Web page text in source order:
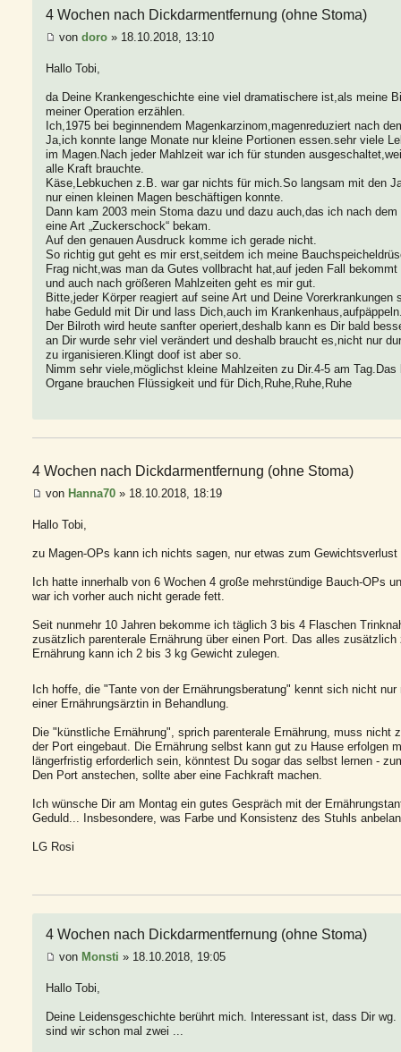
4 Wochen nach Dickdarmentfernung (ohne Stoma)
von doro » 18.10.2018, 13:10
Hallo Tobi,
da Deine Krankengeschichte eine viel dramatischere ist,als meine
meiner Operation erzählen.
Ich,1975 bei beginnendem Magenkarzinom,magenreduziert nach
Ja,ich konnte lange Monate nur kleine Portionen essen.sehr viele
im Magen.Nach jeder Mahlzeit war ich für stunden
alle Kraft brauchte.
Käse,Lebkuchen z.B. war gar nichts für mich.So langsam mit den
nur einen kleinen Magen beschäftigen konnte.
Dann kam 2003 mein Stoma dazu und dazu auch,das ich nach
eine Art „Zuckerschock“ bekam.
Auf den genauen Ausdruck komme ich gerade nicht.
So richtig gut geht es mir erst,seitdem ich meine
Frag nicht,was man da Gutes vollbracht hat,auf jeden Fall
und auch nach größeren Mahlzeiten geht es mir gut.
Bitte,jeder Körper reagiert auf seine Art und Deine Vorerkrankungen
habe Geduld mit Dir und lass Dich,auch im
Der Bilroth wird heute sanfter operiert,deshalb kann es Dir bald
an Dir wurde sehr viel verändert und deshalb braucht es,nicht nur
zu irganisieren.Klingt doof ist aber so.
Nimm sehr viele,möglichst kleine Mahlzeiten zu Dir.4-5 am
Organe brauchen Flüssigkeit und für Dich,Ruhe,Ruhe,Ruhe
4 Wochen nach Dickdarmentfernung (ohne Stoma)
von Hanna70 » 18.10.2018, 18:19
Hallo Tobi,
zu Magen-OPs kann ich nichts sagen, nur etwas zum Gewichtsverlust
Ich hatte innerhalb von 6 Wochen 4 große mehrstündige Bauch-OPs
war ich vorher auch nicht gerade fett.
Seit nunmehr 10 Jahren bekomme ich täglich 3 bis 4 Flaschen
zusätzlich parenterale Ernährung über einen Port. Das alles
Ernährung kann ich 2 bis 3 kg Gewicht zulegen.
Ich hoffe, die "Tante von der Ernährungsberatung" kennt sich nicht
einer Ernährungsärztin in Behandlung.
Die "künstliche Ernährung", sprich parenterale Ernährung, muss nicht
der Port eingebaut. Die Ernährung selbst kann gut zu Hause erfolgen
längerfristig erforderlich sein, könntest Du sogar das selbst lernen -
Den Port anstechen, sollte aber eine Fachkraft machen.
Ich wünsche Dir am Montag ein gutes Gespräch mit der
Geduld... Insbesondere, was Farbe und Konsistenz des Stuhls
LG Rosi
4 Wochen nach Dickdarmentfernung (ohne Stoma)
von Monsti » 18.10.2018, 19:05
Hallo Tobi,
Deine Leidensgeschichte berührt mich. Interessant ist, dass Dir
sind wir schon mal zwei ...